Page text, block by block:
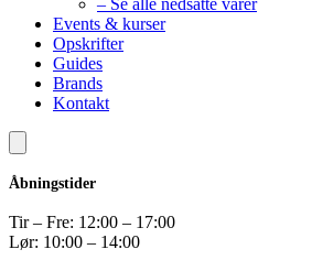
– Se alle nedsatte varer
Events & kurser
Opskrifter
Guides
Brands
Kontakt
Åbningstider
Tir – Fre: 12:00 – 17:00
Lør: 10:00 – 14:00